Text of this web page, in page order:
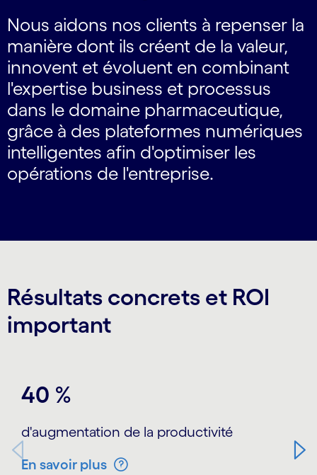
Nous aidons nos clients à repenser la
manière dont ils créent de la valeur,
innovent et évoluent en combinant
l'expertise business et processus
dans le domaine pharmaceutique,
grâce à des plateformes numériques
intelligentes afin d'optimiser les
opérations de l'entreprise.
Résultats concrets et ROI
important
40 %
d'augmentation de la productivité
En savoir plus